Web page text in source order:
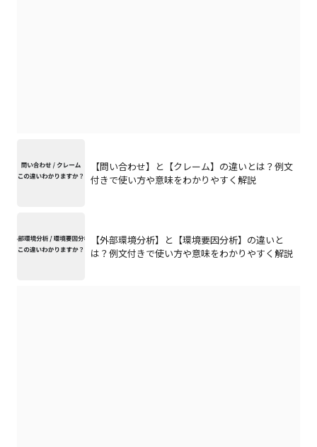
【問い合わせ】と【クレーム】の違いとは？例文
付きで使い方や意味をわかりやすく解説
【外部環境分析】と【環境要因分析】の違いと
は？例文付きで使い方や意味をわかりやすく解説